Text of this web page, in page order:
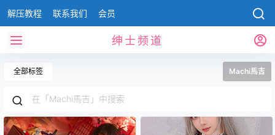
解压教程 联系我们 会员
绅士频道
全部标签 Machi馬吉